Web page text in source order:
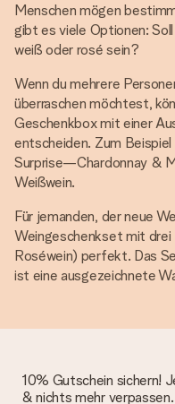
Menschen mögen
gibt es viele Optionen:
weiß oder rosé sein?
Wenn du mehrere
überraschen möchtest,
Geschenkbox mit einer
entscheiden. Zum
Surprise—Chardonnay &
Weißwein.
Für jemanden, der neue
Weingeschenkset mit
Roséwein) perfekt. Das
ist eine ausgezeichnete
10% Gutschein sichern!
& nichts mehr verpassen.